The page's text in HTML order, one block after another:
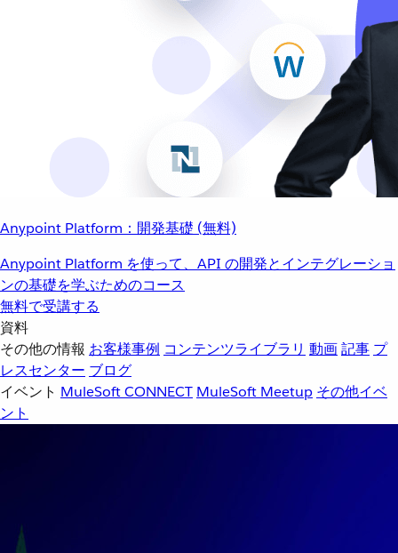
Anypoint Platform：開発基礎 (無料)
Anypoint Platform を使って、API の開発とインテグレーショ
ンの基礎を学ぶためのコース
無料で受講する
資料
その他の情報 お客様事例 コンテンツライブラリ 動画記事 プ
レスセンター ブログ
イベント MuleSoft CONNECT MuleSoft Meetup その他イベ
ント